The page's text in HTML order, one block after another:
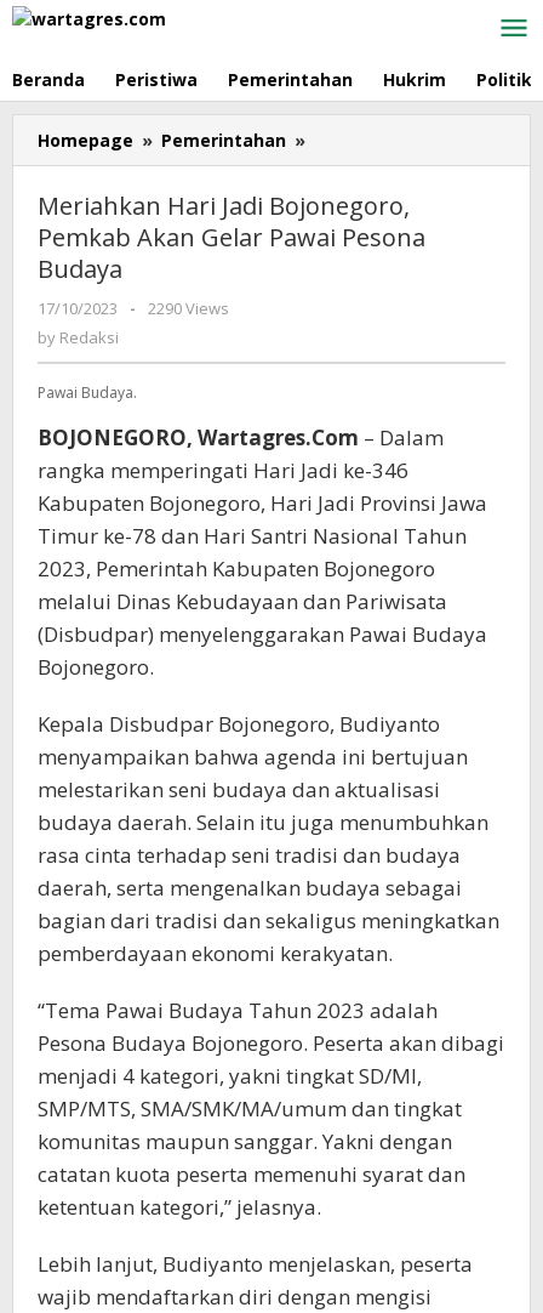
Skip
Beranda Peristiwa Pemerintahan Hukrim Politik
Homepage » Pemerintahan »
Hari
Bojonegoro,
Pemkab
Budaya
Meriahkan Hari Jadi Bojonegoro,
Pemkab Akan Gelar Pawai Pesona
Budaya
17/10/2023
by
-
2290 Views
by Redaksi
Pawai Budaya.
BOJONEGORO, Wartagres.Com – Dalam
rangka memperingati Hari Jadi ke-346
Kabupaten Bojonegoro, Hari Jadi Provinsi Jawa
Timur ke-78 dan Hari Santri Nasional Tahun
2023, Pemerintah Kabupaten Bojonegoro
melalui Dinas Kebudayaan dan Pariwisata
(Disbudpar) menyelenggarakan Pawai Budaya
Bojonegoro.
Kepala Disbudpar Bojonegoro, Budiyanto
menyampaikan bahwa agenda ini bertujuan
melestarikan seni budaya dan aktualisasi
budaya daerah. Selain itu juga menumbuhkan
rasa cinta terhadap seni tradisi dan budaya
daerah, serta mengenalkan budaya sebagai
bagian dari tradisi dan sekaligus meningkatkan
pemberdayaan ekonomi kerakyatan.
“Tema Pawai Budaya Tahun 2023 adalah
Pesona Budaya Bojonegoro. Peserta akan dibagi
menjadi 4 kategori, yakni tingkat SD/MI,
SMP/MTS, SMA/SMK/MA/umum dan tingkat
komunitas maupun sanggar. Yakni dengan
catatan kuota peserta memenuhi syarat dan
ketentuan kategori,” jelasnya.
Lebih lanjut, Budiyanto menjelaskan, peserta
wajib mendaftarkan diri dengan mengisi